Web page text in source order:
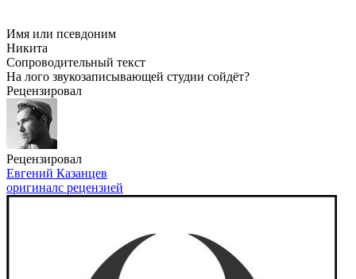
Имя или псевдоним
Никита
Сопроводительный текст
На лого звукозаписывающей студии сойдёт?
Рецензировал
Рецензировал
Евгений Казанцев
оригиналс рецензией